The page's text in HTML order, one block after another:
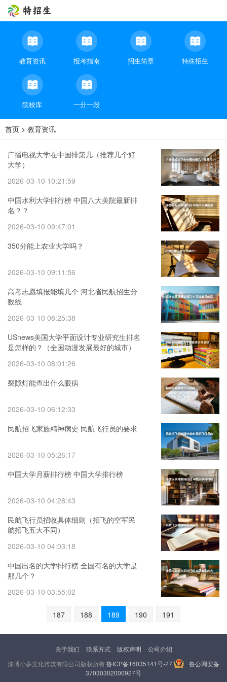
教育资讯 报考指南 招生简章 特殊招生
院校库 一分一段
首页 > 教育资讯
广播电视大学在中国排第几（推荐几个好
大学）
2026-03-10 10:21:59
中国水利大学排行榜 中国八大美院最新排
名？？
2026-03-10 09:47:01
350分能上农业大学吗？
2026-03-10 09:11:56
高考志愿填报能填几个 河北省民航招生分
数线
2026-03-10 08:25:38
USnews美国大学平面设计专业研究生排名
是怎样的？（全国动漫发展最好的城市）
2026-03-10 08:01:26
裂隙灯能查出什么眼病
2026-03-10 06:12:33
民航招飞家族精神病史 民航飞行员的要求
2026-03-10 05:26:17
中国大学月薪排行榜 中国大学排行榜
2026-03-10 04:28:43
民航飞行员招收具体细则（招飞的空军民
航招飞五大不同）
2026-03-10 04:03:18
中国出名的大学排行榜 全国有名的大学是
那几个？
2026-03-10 03:55:02
187 188 189 190 191
关于我们 联系方式 版权声明
公司介绍
淄博小多文化传媒有限公司版权所有鲁ICP备16035141号-27
鲁公网安备
37030302000927号